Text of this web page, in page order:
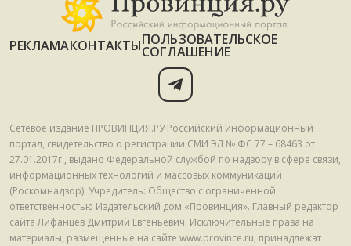
РЕКЛАМАКОНТАКТЫПОЛЬЗОВАТЕЛЬСКОЕ
СОГЛАШЕНИЕ
Сетевое издание ПРОВИНЦИЯ.РУ Российский информационный
портал, свидетельство о регистрации СМИ ЭЛ № ФС 77 – 68463 от
27.01.2017г., выдано Федеральной службой по надзору в сфере связи,
информационных технологий и массовых коммуникаций
(Роскомнадзор). Учредитель: Общество с ограниченной
ответственностью Издательский дом «Провинция». Главный редактор
сайта Лифанцев Дмитрий Евгеньевич. Исключительные права на
материалы, размещенные на сайте www.province.ru, принадлежат